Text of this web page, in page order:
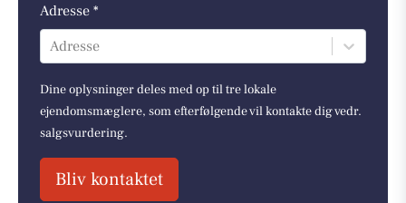
Adresse *
Adresse
Dine oplysninger deles med op til tre lokale
ejendomsmæglere, som efterfølgende vil kontakte dig vedr.
salgsvurdering.
Bliv kontaktet